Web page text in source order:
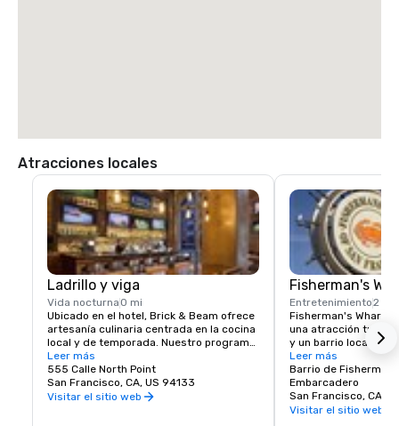
Atracciones locales
Ladrillo y viga
Vida nocturna 0 mi
Ubicado en el hotel, Brick & Beam ofrece
artesanía culinaria centrada en la cocina
local y de temporada. Nuestro programa
Seafood Watch es un enfoque fresco
para la alimentación sostenible, que
incluye un menú responsable de
alimentos locales seleccionados y
Leer más
555 Calle North Point
San Francisco, CA, US 94133
Visitar el sitio web
Fisherman's
Entretenimiento2
Fisherman's Wharf
una atracción
y un barrio local y
próspera y vibrante.
primera clase,
sinfín de
entretenimiento, el
lugar para comenzar
Leer más
Barrio de
Embarcadero
San Francisco, CA,
Visitar el sitio web